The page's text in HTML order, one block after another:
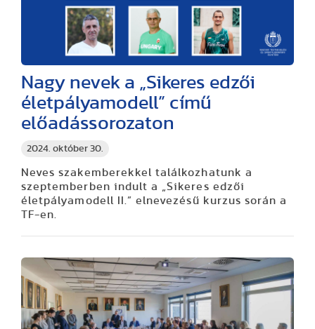
2024. október 30.
Nagy nevek a „Sikeres edzői
életpályamodell” című
előadássorozaton
Neves szakemberekkel találkozhatunk a
szeptemberben indult a „Sikeres edzői
életpályamodell II.” elnevezésű kurzus során a
TF-en.